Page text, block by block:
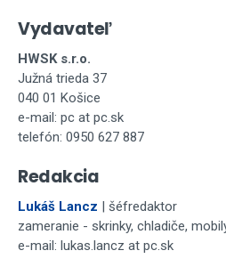
Vydavateľ
HWSK s.r.o.
Južná trieda 37
040 01 Košice
e-mail: pc at pc.sk
telefón: 0950 627 887
Redakcia
Lukáš Lancz | šéfredaktor
zameranie - skrinky, chladiče,
e-mail: lukas.lancz at pc.sk